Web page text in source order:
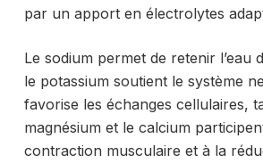
par un apport en électrolytes
Le sodium permet de retenir l’eau
le potassium soutient le système
favorise les échanges cellulaires,
magnésium et le calcium
contraction musculaire et à la